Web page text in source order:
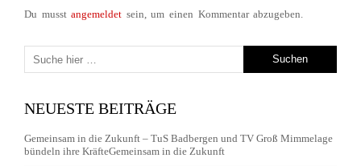
Du musstangemeldet sein, um einen Kommentar abzugeben.
NEUESTE BEITRÄGE
Gemeinsam in die Zukunft – TuS Badbergen und TV Groß Mimmelage
bündeln ihre KräfteGemeinsam in die Zukunft